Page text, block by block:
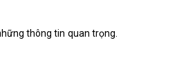
thông tin quan trọng.